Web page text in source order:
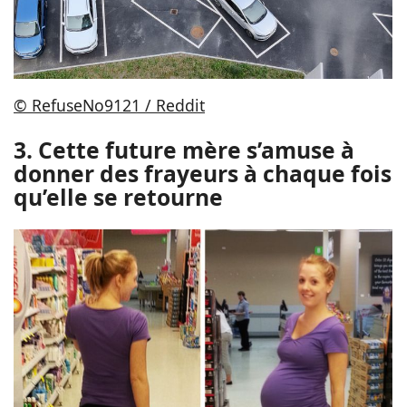
© RefuseNo9121 / Reddit
3. Cette future mère s’amuse à
donner des frayeurs à chaque fois
qu’elle se retourne